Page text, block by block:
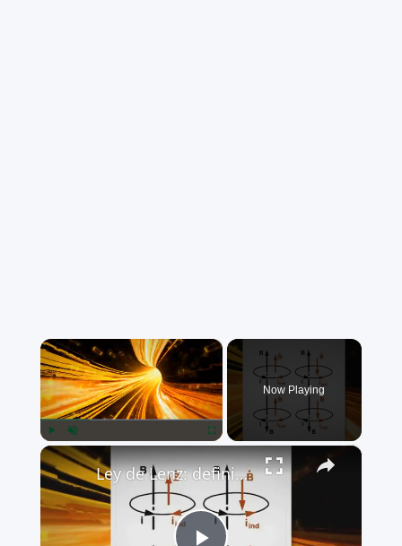
×
Play Unmute Fullscreen
Now Playing
×
Ley de Lenz: definición, ejemplos y fórmula